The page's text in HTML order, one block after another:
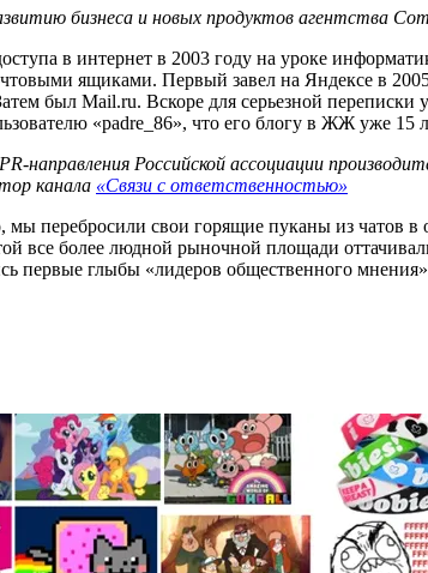
бизнеса и новых продуктов агентства
в интернет в 2003 году на уроке
ящиками. Первый завел на Яндексе в
был Mail.ru. Вскоре для серьезной
«padre_86», что его блогу в ЖЖ уже 15
направления Российской ассоциации
канала «Связи с ответственностью»
мы перебросили свои горящие пуканы из чатов
все более людной рыночной площади
первые глыбы «лидеров общественного